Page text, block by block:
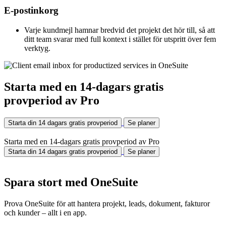
E-postinkorg
Varje kundmejl hamnar bredvid det projekt det hör till, så att
ditt team svarar med full kontext i stället för utspritt över fem
verktyg.
Starta med en 14-dagars gratis
provperiod av Pro
Starta din 14 dagars gratis provperiod Se planer
Starta med en 14-dagars gratis provperiod av Pro
Starta din 14 dagars gratis provperiod Se planer
Spara stort med OneSuite
Prova OneSuite för att hantera projekt, leads, dokument, fakturor
och kunder – allt i en app.